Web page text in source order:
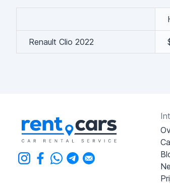
Renault Clio 2022